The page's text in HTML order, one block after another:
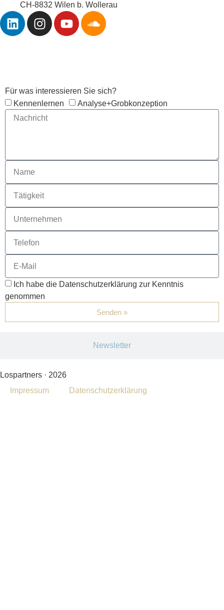
CH-8832 Wilen b. Wollerau
Newsletter
Für was interessieren Sie sich?
Kennenlernen
Analyse+Grobkonzeption
Ich habe die Datenschutzerklärung zur Kenntnis
genommen
Senden »
Lospartners · 2026
Impressum
Datenschutzerklärung